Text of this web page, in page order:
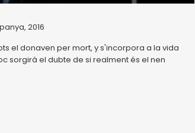
2016
el donaven per mort, y s'incorpora a la vida
sorgirà el dubte de si realment és el nen